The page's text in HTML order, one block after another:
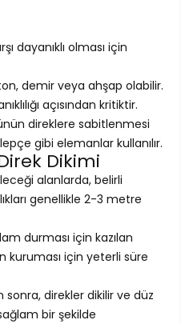
dayanıklı olması için
demir veya ahşap olabilir.
açısından kritiktir.
direklere sabitlenmesi
gibi elemanlar kullanılır.
Dikimi
alanlarda, belirli
genellikle 2-3 metre
durması için kazılan
kuruması için yeterli süre
direkler dikilir ve düz
bir şekilde